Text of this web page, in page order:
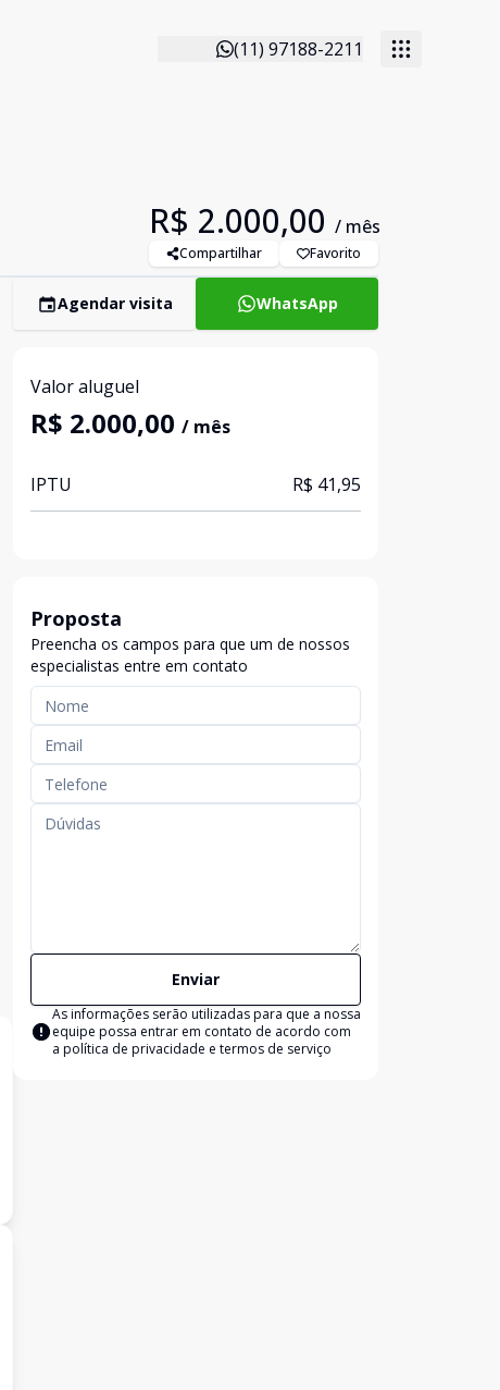
(11) 97188-2211
R$ 2.000,00 / mês
Compartilhar Favorito
Agendar visita WhatsApp
Valor aluguel
R$ 2.000,00 / mês
IPTU R$ 41,95
Proposta
Preencha os campos para que um de nossos
especialistas entre em contato
Enviar
As informações serão utilizadas para que a nossa
equipe possa entrar em contato de acordo com
a política de privacidade e termos de serviço